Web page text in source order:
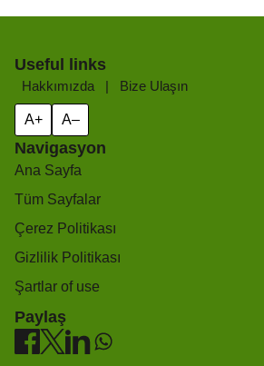
Useful links
Hakkımızda | Bize Ulaşın
A+ A–
Navigasyon
Ana Sayfa
Tüm Sayfalar
Çerez Politikası
Gizlilik Politikası
Şartlar of use
Paylaş